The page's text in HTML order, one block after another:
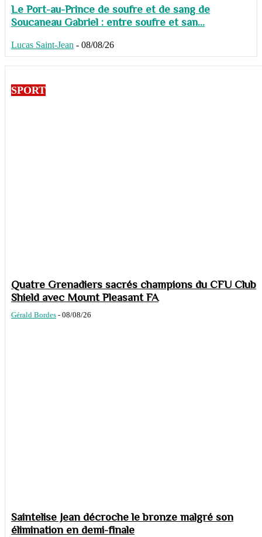
Le Port-au-Prince de soufre et de sang de
Soucaneau Gabriel : entre soufre et san...
Lucas Saint-Jean - 08/08/26
SPORT
Quatre Grenadiers sacrés champions du CFU Club
Shield avec Mount Pleasant FA
Gérald Bordes - 08/08/26
Saintelise Jean décroche le bronze malgré son
élimination en demi-finale